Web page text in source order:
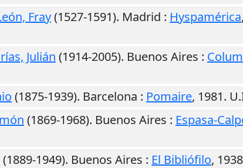
Fray(1527-1591). Madrid : Hyspamérica,
Julián (1914-2005). Buenos Aires :
(1875-1939). Barcelona : Pomaire, 1981.
(1869-1968). Buenos Aires : Espasa-
(1889-1949). Buenos Aires : El Bibliófilo, 1938